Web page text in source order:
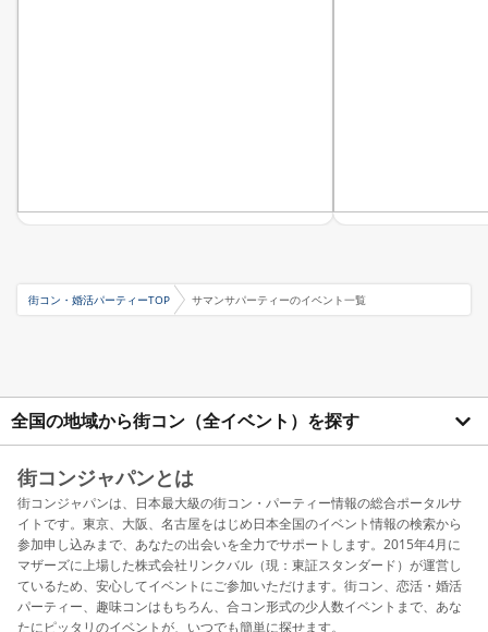
街コン・婚活パーティーTOP サマンサパーティーのイベント一覧
全国の地域から街コン（全イベント）を探す
街コンジャパンとは
街コンジャパンは、日本最大級の街コン・パーティー情報の総合ポータルサ
イトです。東京、大阪、名古屋をはじめ日本全国のイベント情報の検索から
参加申し込みまで、あなたの出会いを全力でサポートします。2015年4月に
マザーズに上場した株式会社リンクバル（現：東証スタンダード）が運営し
ているため、安心してイベントにご参加いただけます。街コン、恋活・婚活
パーティー、趣味コンはもちろん、合コン形式の少人数イベントまで、あな
たにピッタリのイベントが、いつでも簡単に探せます。